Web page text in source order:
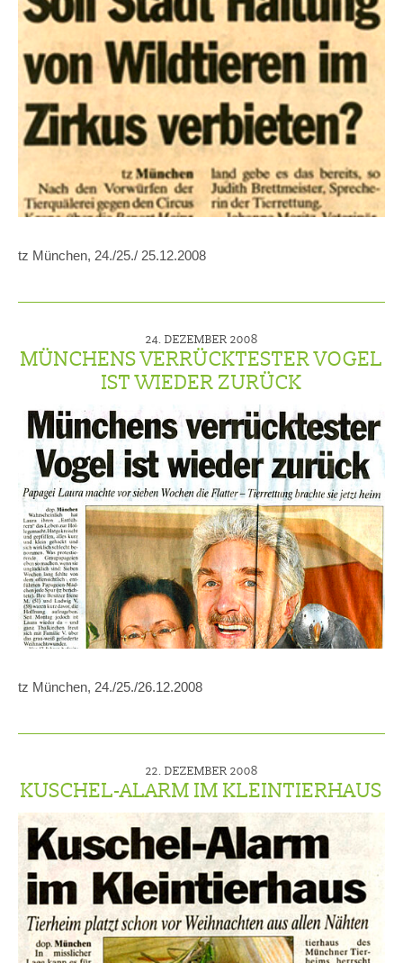
tz München, 24./25./ 25.12.2008
24. DEZEMBER 2008
MÜNCHENS VERRÜCKTESTER VOGEL
IST WIEDER ZURÜCK
tz München, 24./25./26.12.2008
22. DEZEMBER 2008
KUSCHEL-ALARM IM KLEINTIERHAUS